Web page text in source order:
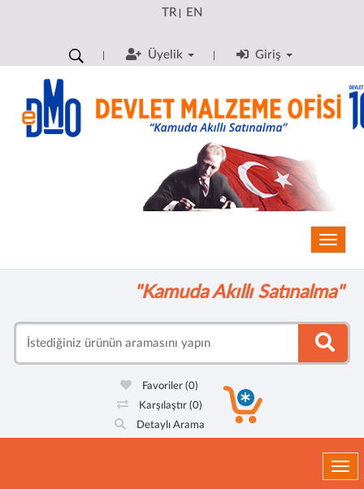
TR| EN
Üyelik Giriş
"Kamuda Akıllı Satınalma"
Favoriler(0)
Karşılaştır (0)
Detaylı Arama